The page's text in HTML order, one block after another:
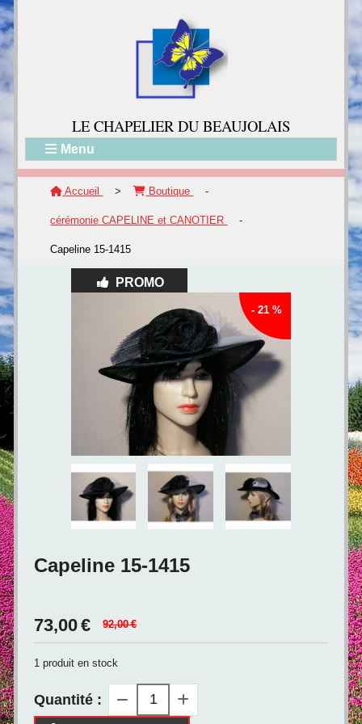
LE CHAPELIER DU BEAUJOLAIS
Menu
Accueil > Boutique -
cérémonie CAPELINE et CANOTIER -
Capeline 15-1415
PROMO
- 21 %
Capeline 15-1415
73,00€ 92,00€
1 produit en stock
Quantité :